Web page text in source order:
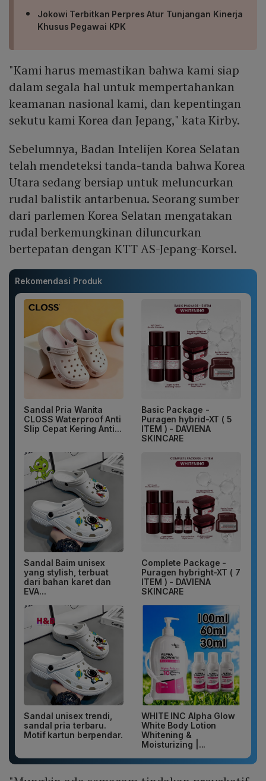
Jokowi Terbitkan Perpres Atur Tunjangan Kinerja
Khusus Pegawai KPK
"Kami harus memastikan bahwa kami siap
dalam segala hal untuk mempertahankan
keamanan nasional kami, dan kepentingan
sekutu kami Korea dan Jepang," kata Kirby.
Sebelumnya, Badan Intelijen Korea Selatan
telah mendeteksi tanda-tanda bahwa Korea
Utara sedang bersiap untuk meluncurkan
rudal balistik antarbenua. Seorang sumber
dari parlemen Korea Selatan mengatakan
rudal berkemungkinan diluncurkan
bertepatan dengan KTT AS-Jepang-Korsel.
Rekomendasi Produk
Sandal Pria Wanita
CLOSS Waterproof Anti
Slip Cepat Kering Anti...
Basic Package -
Puragen hybrid-XT ( 5
ITEM ) - DAVIENA
SKINCARE
Sandal Baim unisex
yang stylish, terbuat
dari bahan karet dan
EVA...
Complete Package -
Puragen hybright-XT ( 7
ITEM ) - DAVIENA
SKINCARE
Sandal unisex trendi,
sandal pria terbaru.
Motif kartun berpendar.
WHITE INC Alpha Glow
White Body Lotion
Whitening &
Moisturizing |...